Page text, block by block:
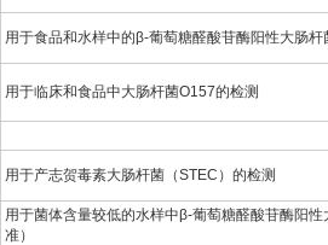
用于食品和水样中的β-葡萄糖醛酸苷酶阳性大肠
用于临床和食品中大肠杆菌O157的检测
用于产志贺毒素大肠杆菌（STEC）的检测
用于菌体含量较低的水样中β-葡萄糖醛酸苷酶阳
准）